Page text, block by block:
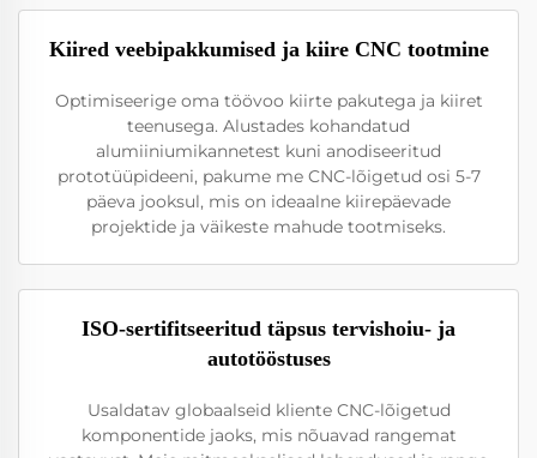
Kiired veebipakkumised ja kiire CNC tootmine
Optimiseerige oma töövoo kiirte pakutega ja kiiret
teenusega. Alustades kohandatud
alumiiniumikannetest kuni anodiseeritud
prototüüpideeni, pakume me CNC-lõigetud osi 5-7
päeva jooksul, mis on ideaalne kiirepäevade
projektide ja väikeste mahude tootmiseks.
ISO-sertifitseeritud täpsus tervishoiu- ja
autotööstuses
Usaldatav globaalseid kliente CNC-lõigetud
komponentide jaoks, mis nõuavad rangemat